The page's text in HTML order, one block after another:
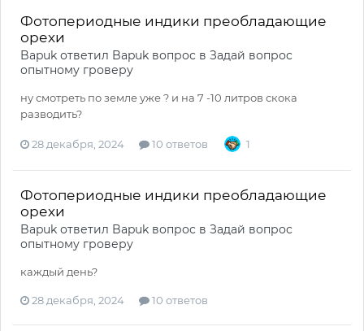
Фотопериодные индики преобладающие
орехи
Bapuk ответил Bapuk вопрос в Задай вопрос
опытному гроверу
ну смотреть по земле уже ? и на 7 -10 литров скока
разводить?
28 декабря, 2024 10 ответов 1
Фотопериодные индики преобладающие
орехи
Bapuk ответил Bapuk вопрос в Задай вопрос
опытному гроверу
каждый день?
28 декабря, 2024 10 ответов